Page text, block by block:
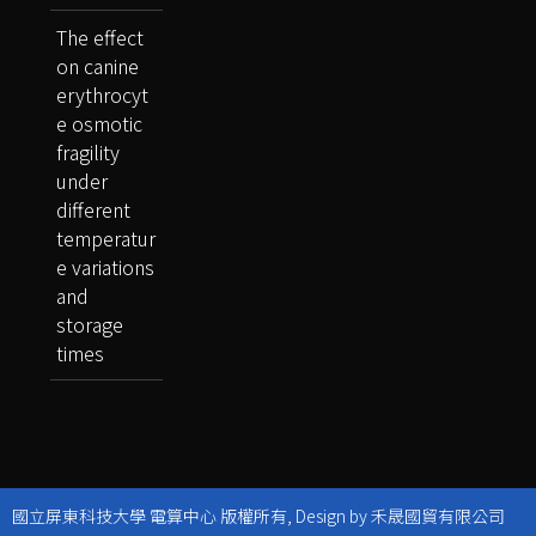
The effect
on canine
erythrocyt
e osmotic
fragility
under
different
temperatur
e variations
and
storage
times
國立屏東科技大學 電算中心 版權所有, Design by 禾晟國貿有限公司